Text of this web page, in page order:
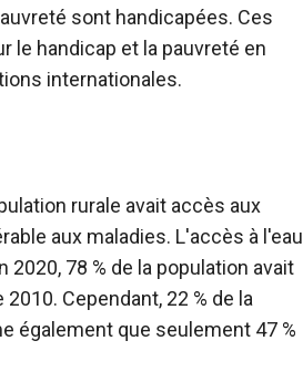
sont handicapées. Ces
le handicap et la pauvreté en
internationales.
rurale avait accès aux
aux maladies. L'accès à l'eau
78 % de la population avait
Cependant, 22 % de la
également que seulement 47 %